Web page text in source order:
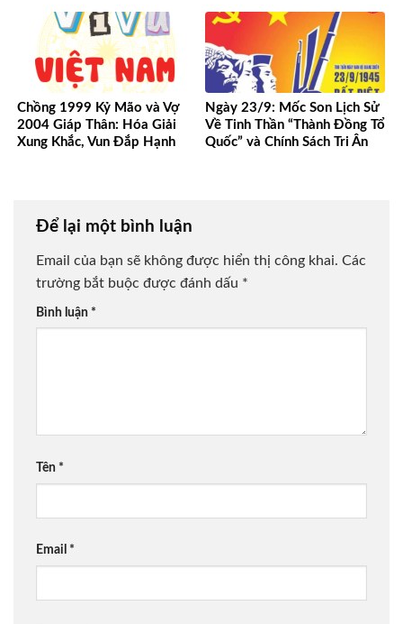
Chồng 1999 Kỷ Mão và Vợ
2004 Giáp Thân: Hóa Giải
Xung Khắc, Vun Đắp Hạnh
Ngày 23/9: Mốc Son Lịch Sử
Về Tinh Thần “Thành Đồng Tổ
Quốc” và Chính Sách Tri Ân
Để lại một bình luận
Email của bạn sẽ không được hiển thị công khai. Các
trường bắt buộc được đánh dấu *
Bình luận *
Tên *
Email *